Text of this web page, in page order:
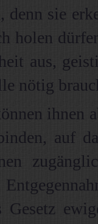
denn sie
holen
aus,
nötig
ihnen
auf
Gesetz